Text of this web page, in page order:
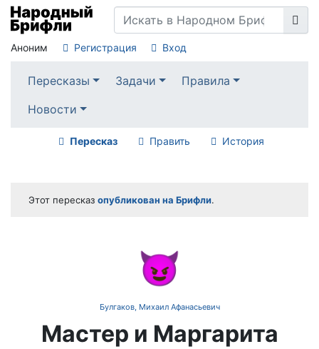
Аноним Регистрация Вход
Пересказы Задачи
Правила
Новости
Пересказ Править История
Этот пересказ опубликован на Брифли.
😈
Булгаков, Михаил Афанасьевич
Мастер и Маргарита